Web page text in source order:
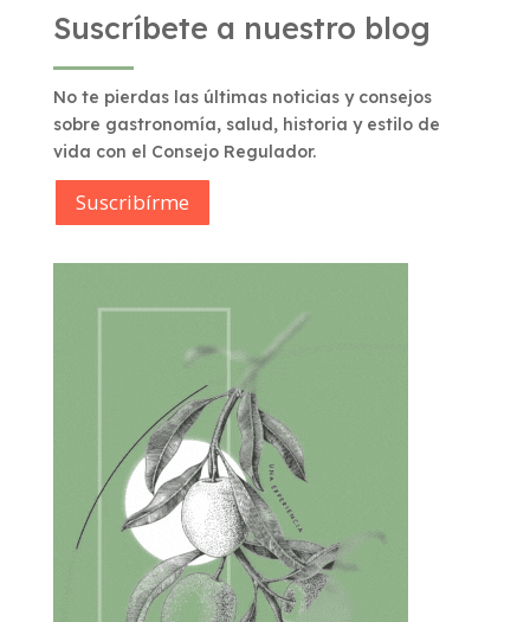
Suscríbete a nuestro blog
No te pierdas las últimas noticias y consejos
sobre gastronomía, salud, historia y estilo de
vida con el Consejo Regulador.
Suscribírme